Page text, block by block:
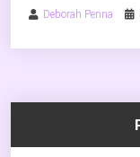
Deborah Penna